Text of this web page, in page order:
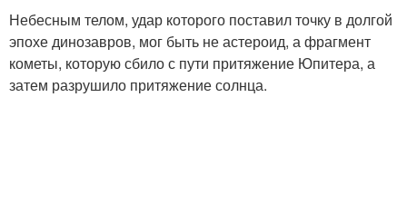
Небесным телом, удар которого поставил точку в долгой
эпохе динозавров, мог быть не астероид, а фрагмент
кометы, которую сбило с пути притяжение Юпитера, а
затем разрушило притяжение солнца.